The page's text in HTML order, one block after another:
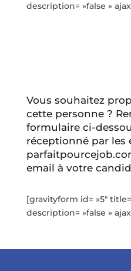
description= »false »
Vous souhaitez
cette personne ?
formulaire ci-
réceptionné par les
email à votre
[gravityform id= »5″
description= »false »